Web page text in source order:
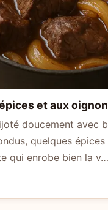
et aux
doucement avec
quelques
qui enrobe bien la v…